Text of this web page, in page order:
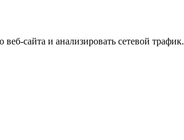
сайта и анализировать сетевой трафик.